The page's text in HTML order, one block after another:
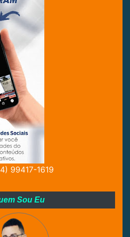
99417-1619
Sou Eu